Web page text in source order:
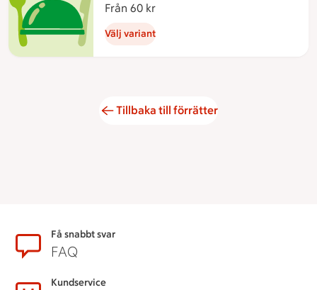
Från 60 kr
Välj variant
Tillbaka till förrätter
SidfotFå snabbt svar
FAQ
Kundservice